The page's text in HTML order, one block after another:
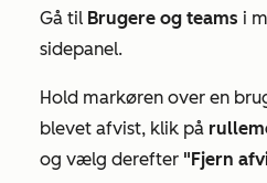
Gå til Brugere og teams i
sidepanel.
Hold markøren over en
blevet afvist, klik på
og vælg derefter "Fjern